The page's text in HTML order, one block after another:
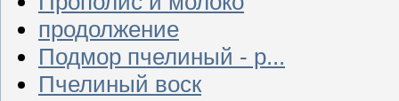
продолжение
Подмор пчелиный - р...
Пчелиный воск